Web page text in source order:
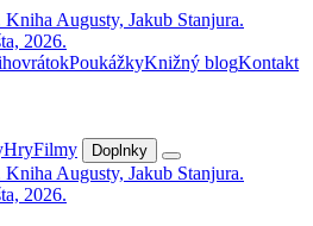
PoukážkyKnižný blogKontakt
HryFilmy Doplnky